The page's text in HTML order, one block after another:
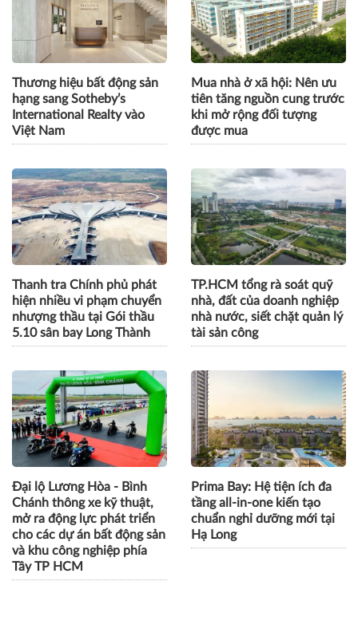
Thương hiệu bất động sản
hạng sang Sotheby’s
International Realty vào
Việt Nam
Mua nhà ở xã hội: Nên ưu
tiên tăng nguồn cung trước
khi mở rộng đối tượng
được mua
Thanh tra Chính phủ phát
hiện nhiều vi phạm chuyển
nhượng thầu tại Gói thầu
5.10 sân bay Long Thành
TP.HCM tổng rà soát quỹ
nhà, đất của doanh nghiệp
nhà nước, siết chặt quản lý
tài sản công
Đại lộ Lương Hòa - Bình
Chánh thông xe kỹ thuật,
mở ra động lực phát triển
cho các dự án bất động sản
và khu công nghiệp phía
Tây TP HCM
Prima Bay: Hệ tiện ích đa
tầng all-in-one kiến tạo
chuẩn nghỉ dưỡng mới tại
Hạ Long